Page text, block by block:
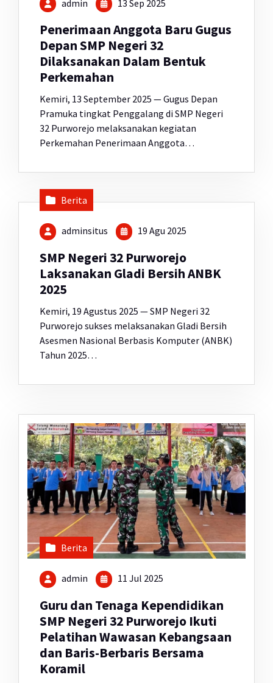
admin 13 Sep 2025
Penerimaan Anggota Baru Gugus
Depan SMP Negeri 32
Dilaksanakan Dalam Bentuk
Perkemahan
Kemiri, 13 September 2025 — Gugus Depan
Pramuka tingkat Penggalang di SMP Negeri
32 Purworejo melaksanakan kegiatan
Perkemahan Penerimaan Anggota…
Berita
adminsitus 19 Agu 2025
SMP Negeri 32 Purworejo
Laksanakan Gladi Bersih ANBK
2025
Kemiri, 19 Agustus 2025 — SMP Negeri 32
Purworejo sukses melaksanakan Gladi Bersih
Asesmen Nasional Berbasis Komputer (ANBK)
Tahun 2025…
Berita
admin 11 Jul 2025
Guru dan Tenaga Kependidikan
SMP Negeri 32 Purworejo Ikuti
Pelatihan Wawasan Kebangsaan
dan Baris-Berbaris Bersama
Koramil